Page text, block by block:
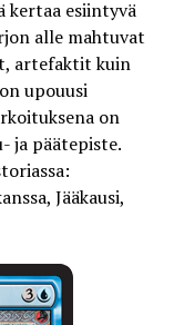
kertaa esiintyvä
alle mahtuvat
artefaktit kuin
on upouusi
on
ja päätepiste.
Jääkausi,